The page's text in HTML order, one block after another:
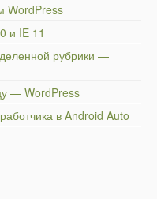
WordPress
и IE 11
рубрики —
— WordPress
в Android Auto